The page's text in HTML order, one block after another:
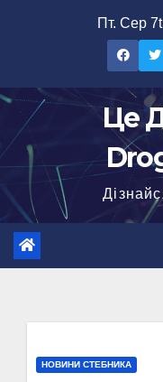
Пт. Сер
Це
НОВИНИ СТЕБНИКА